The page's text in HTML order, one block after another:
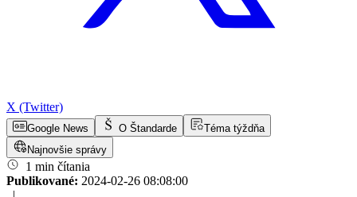
X (Twitter)
Google News O Štandarde
Téma týždňa
Najnovšie správy
1 min čítania
Publikované: 2024-02-26 08:08:00